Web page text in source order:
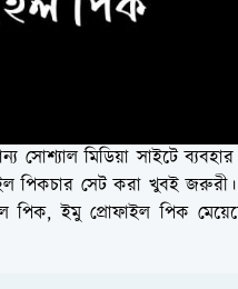
মিডিয়া সাইটে
পিকচার সেট করা খুবই জরুরী।
পিক, ইমু প্রোফাইল পিক